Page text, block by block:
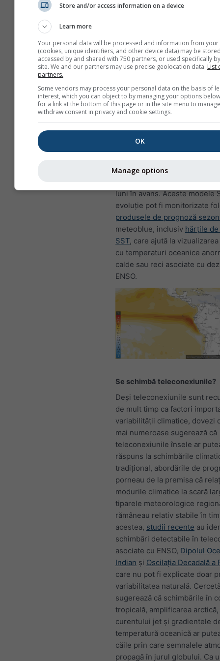
modifica probabilitatea
regimuri meteorologice,
frecvența blocajelor și afecta
Monitorizarea anomaliilor
suprafeței mării (SST) în
tropical rămâne, prin urmare,
Dezvoltarea condițiilor calde
indicație timpurie a
luni în avans. Aceste modele
evoluție pot fi monitorizate
produsele de prognoză
meteoblue, inclusiv hărțile
SST, care ajută la
cu temperaturi oceanice
calde sau reci asociate cu
ENSO.
Se schimbă teleconexiunile?
Deși teleconexiunile sunt
de mult timp ca factori
variabilității climatice, dovezi
mai numeroase sugerează că
teleconexiunile însele ar
răspuns la schimbările
tradițional, abordările de
porneau de la premisa că
modurile climatice la scară
tiparele meteorologice
rămâneau relativ stabile în
acestea, studii recente au
schimbări detectabile în
asociate cu ENSO, Dipolul
Indian și Oscilația Decadală a
care nu pot fi explicate doar
variabilitatea naturală.
sugerează că schimbările în
tropicală, amplificarea
curentului jet și gradientele
temperatură oceanică ar
căile prin care semnalele
propagă în jurul globului. Ca
Store and/or access information on a device
Learn more
Your personal data will be processed and information from your
(cookies, unique identifiers, and other device data) may be
accessed by and shared with 750 partners, or used specifically
site. We and our partners may use precise geolocation data. List
partners.
Some vendors may process your personal data on the basis of
interest, which you can object to by managing your options
for a link at the bottom of this page or in the site menu to
withdraw consent in privacy and cookie settings.
OK
Manage options